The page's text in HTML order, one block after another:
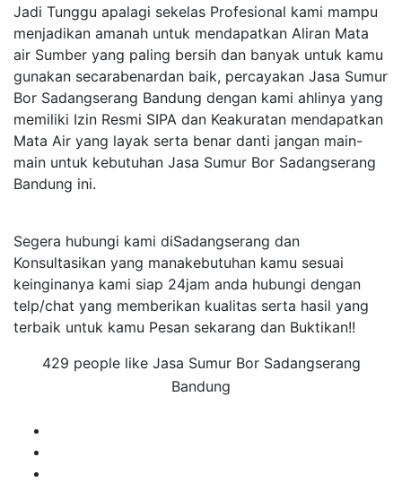
Jadi Tunggu apalagi sekelas Profesional kami mampu
menjadikan amanah untuk mendapatkan Aliran Mata
air Sumber yang paling bersih dan banyak untuk kamu
gunakan secarabenardan baik, percayakan Jasa Sumur
Bor Sadangserang Bandung dengan kami ahlinya yang
memiliki Izin Resmi SIPA dan Keakuratan mendapatkan
Mata Air yang layak serta benar danti jangan main-
main untuk kebutuhan Jasa Sumur Bor Sadangserang
Bandung ini.
Segera hubungi kami diSadangserang dan
Konsultasikan yang manakebutuhan kamu sesuai
keinginanya kami siap 24jam anda hubungi dengan
telp/chat yang memberikan kualitas serta hasil yang
terbaik untuk kamu Pesan sekarang dan Buktikan!!
429 people like Jasa Sumur Bor Sadangserang
Bandung